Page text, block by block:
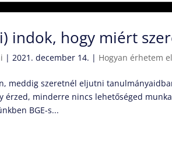
indok, hogy miért
|2021. december 14. | Hogyan érhetem
meddig szeretnél eljutni
érzed, minderre nincs lehetőséged
BGE-s...